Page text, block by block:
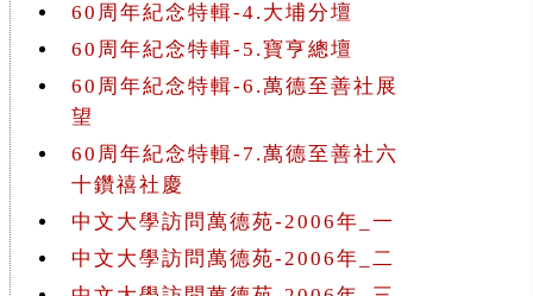
60周年紀念特輯-4.大埔分壇
60周年紀念特輯-5.寶亨總壇
60周年紀念特輯-6.萬德至善社展
望
60周年紀念特輯-7.萬德至善社六
十鑽禧社慶
中文大學訪問萬德苑-2006年_一
中文大學訪問萬德苑-2006年_二